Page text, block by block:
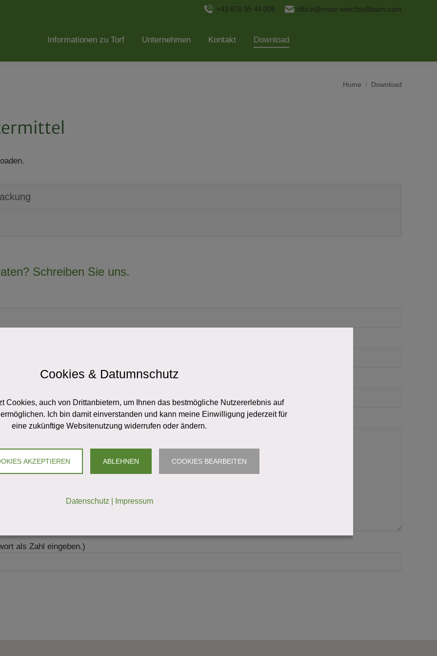
+43 676 95 44 006 office@moor-weichselbaum.com
Informationen zu Torf Unternehmen Kontakt Download
Home Download
Schreiben Sie uns.
als Zahl eingeben.)
Cookies & Datumnschutz
Cookies, auch von Drittanbietern, um Ihnen das bestmögliche Nutzererlebnis auf
Ich bin damit einverstanden und kann meine Einwilligung jederzeit für
eine zukünftige Websitenutzung widerrufen oder ändern.
AKZEPTIEREN ABLEHNEN COOKIES BEARBEITEN
Datenschutz Impressum